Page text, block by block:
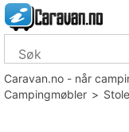
Caravan.no - når
Campingmøbler>